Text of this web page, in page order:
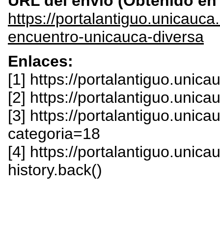
https://
encuentro-unicauca-diversa
Enlaces:
[1] https://
[2] https://
[3] https://
categoria=18
[4] https://
history.back()